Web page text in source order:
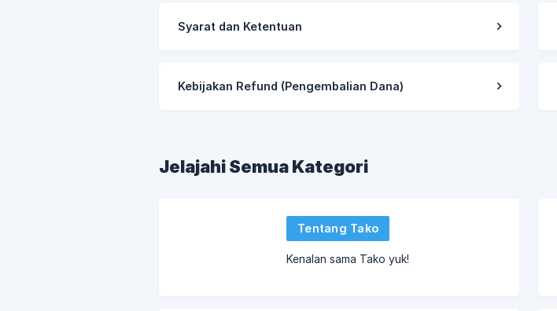
Syarat dan Ketentuan
Kebijakan Refund (Pengembalian Dana)
Jelajahi Semua Kategori
Tentang Tako
Kenalan sama Tako yuk!